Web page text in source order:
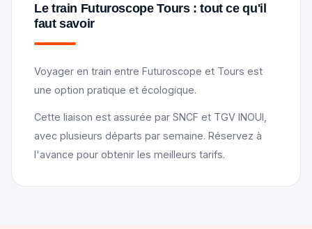
Le train Futuroscope Tours : tout ce qu'il
faut savoir
Voyager en train entre Futuroscope et Tours est
une option pratique et écologique.
Cette liaison est assurée par SNCF et TGV INOUI,
avec plusieurs départs par semaine. Réservez à
l'avance pour obtenir les meilleurs tarifs.